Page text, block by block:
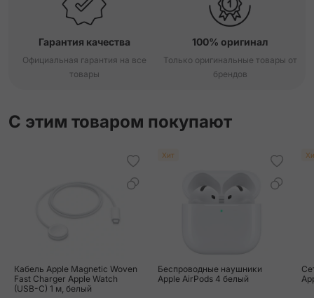
Гарантия качества
Официальная гарантия на все
товары
100% оригинал
Только оригинальные товары от
брендов
С этим товаром покупают
Кабель Apple Magnetic Woven
Fast Charger Apple Watch
(USB-C) 1 м, белый
Хит
Беспроводные наушники
Apple AirPods 4 белый